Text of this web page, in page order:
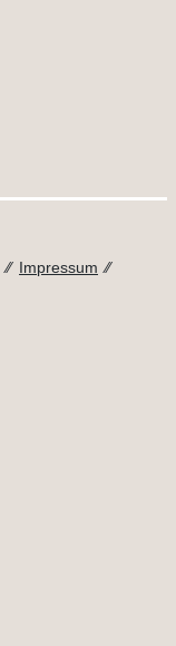
⁄⁄ Impressum ⁄⁄